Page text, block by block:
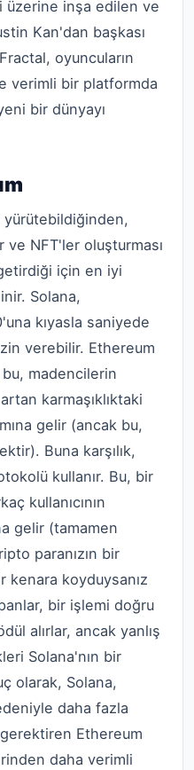
üzerine inşa edilen ve
Kan'dan başkası
oyuncuların
verimli bir platformda
bir dünyayı
yürütebildiğinden,
NFT'ler oluşturması
için en iyi
Solana,
kıyasla saniyede
verebilir. Ethereum
madencilerin
karmaşıklıktaki
gelir (ancak bu,
Buna karşılık,
kullanır. Bu, bir
kullanıcının
gelir (tamamen
paranızın bir
kenara koyduysanız
bir işlemi doğru
alırlar, ancak yanlış
Solana'nın bir
olarak, Solana,
daha fazla
Ethereum
daha verimli